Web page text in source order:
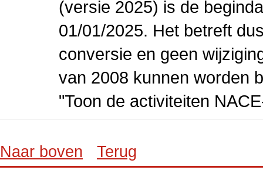
(versie 2025) is de
01/01/2025. Het betreft
conversie en geen
van 2008 kunnen worden
"Toon de activiteiten
Naar boven Terug